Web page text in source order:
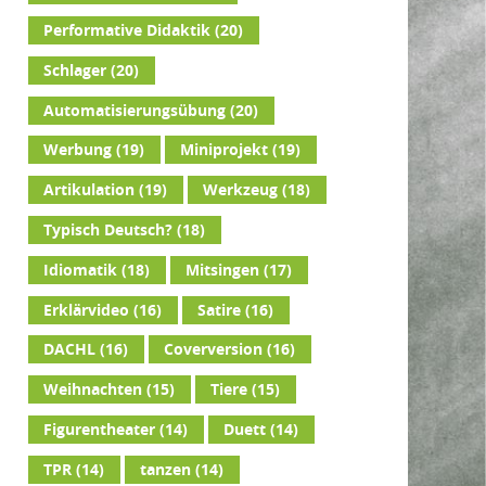
Performative Didaktik (20)
Schlager (20)
Automatisierungsübung (20)
Werbung (19) Miniprojekt (19)
Artikulation (19) Werkzeug (18)
Typisch Deutsch? (18)
Idiomatik (18) Mitsingen (17)
Erklärvideo (16) Satire (16)
DACHL (16) Coverversion (16)
Weihnachten (15) Tiere (15)
Figurentheater (14) Duett (14)
TPR (14) tanzen (14)